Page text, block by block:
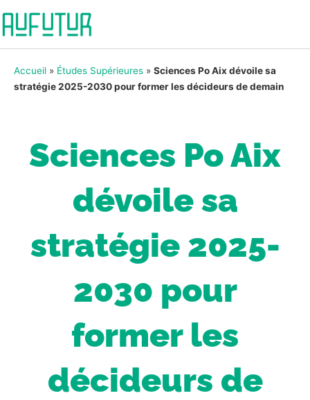
Accueil » Études Supérieures » Sciences Po Aix dévoile sa
stratégie 2025-2030 pour former les décideurs de demain
Sciences Po Aix
dévoile sa
stratégie 2025-
2030 pour
former les
décideurs de